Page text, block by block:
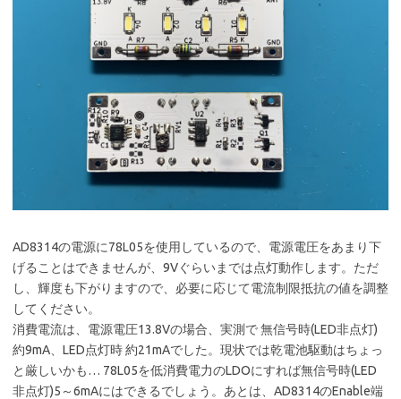
AD8314の電源に78L05を使用しているので、電源電圧をあまり下
げることはできませんが、9Vぐらいまでは点灯動作します。ただ
し、輝度も下がりますので、必要に応じて電流制限抵抗の値を調整
してください。
消費電流は、電源電圧13.8Vの場合、実測で 無信号時(LED非点灯)
約9mA、LED点灯時 約21mAでした。現状では乾電池駆動はちょっ
と厳しいかも… 78L05を低消費電力のLDOにすれば無信号時(LED
非点灯)5～6mAにはできるでしょう。あとは、AD8314のEnable端